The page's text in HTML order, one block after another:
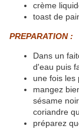
crème
toast de
PREPARATION :
Dans un
d'eau puis
une fois les
mangez
sésame
coriandre
préparez